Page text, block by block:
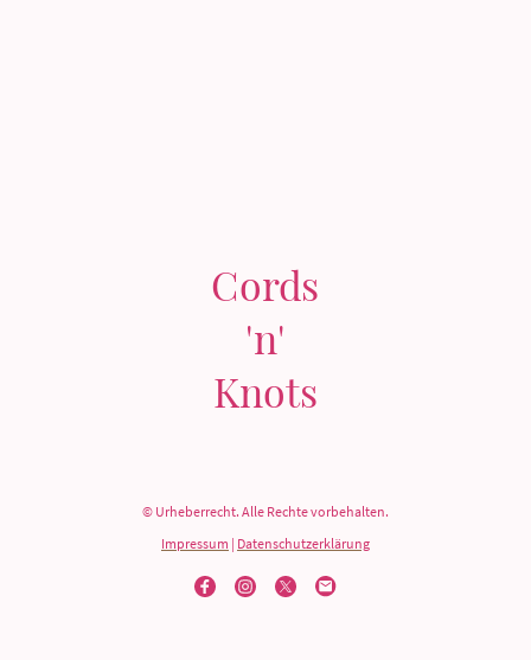
Cords
'n'
Knots
© Urheberrecht. Alle Rechte vorbehalten.
Impressum | Datenschutzerklärung